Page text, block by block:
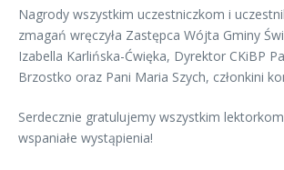
Nagrody wszystkim uczestniczkom i
zmagań wręczyła Zastępca Wójta Gminy
Izabella Karlińska-Ćwięka, Dyrektor CKiBP
Brzostko oraz Pani Maria Szych, członkini
Serdecznie gratulujemy wszystkim
wspaniałe wystąpienia!